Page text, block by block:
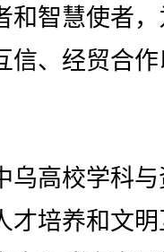
和智慧使者
信、经贸合
高校学科与
才培养和文